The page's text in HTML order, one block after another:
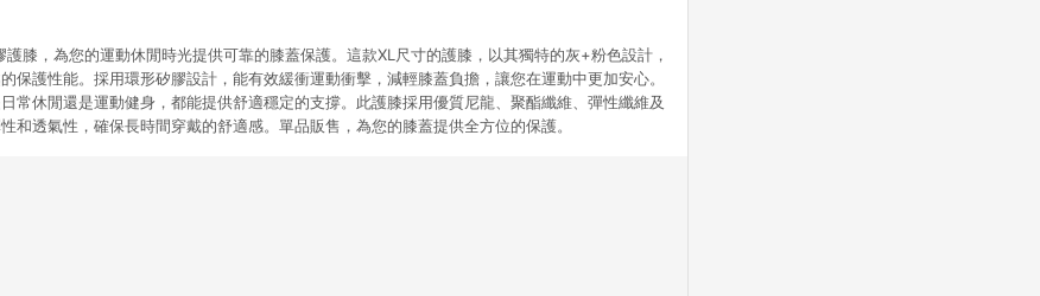
護膝，為您的運動休閒時光提供可靠的膝蓋保護。這款XL尺寸的護膝，以其獨特的灰+粉色設計，
保護性能。採用環形矽膠設計，能有效緩衝運動衝擊，減輕膝蓋負擔，讓您在運動中更加安心。
常休閒還是運動健身，都能提供舒適穩定的支撐。此護膝採用優質尼龍、聚酯纖維、彈性纖維及
和透氣性，確保長時間穿戴的舒適感。單品販售，為您的膝蓋提供全方位的保護。